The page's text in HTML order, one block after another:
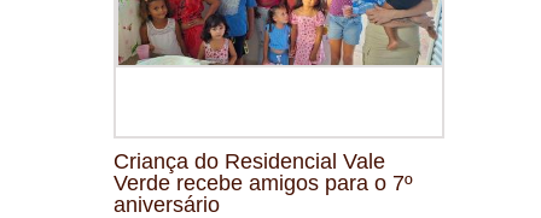
Criança do Residencial Vale
Verde recebe amigos para o 7º
aniversário